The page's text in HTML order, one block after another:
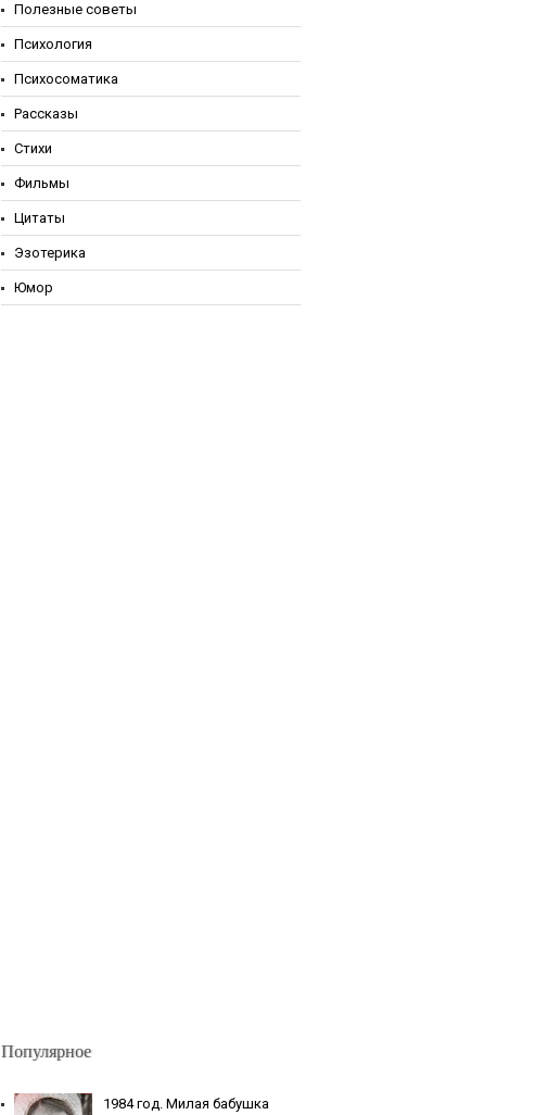
Полезные советы
Психология
Психосоматика
Рассказы
Стихи
Фильмы
Цитаты
Эзотерика
Юмор
Популярное
1984 гoд. Милaя бaбушкa